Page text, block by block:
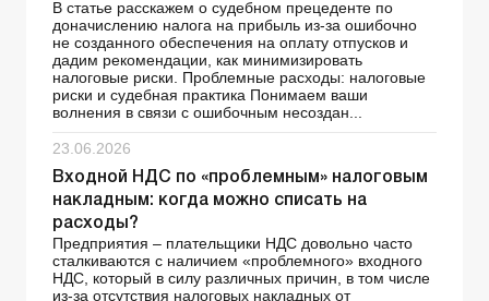
В статье расскажем о судебном прецеденте по
доначислению налога на прибыль из-за ошибочно
не созданного обеспечения на оплату отпусков и
дадим рекомендации, как минимизировать
налоговые риски. Проблемные расходы: налоговые
риски и судебная практика Понимаем ваши
волнения в связи с ошибочным несоздан...
23.06.2026
Входной НДС по «проблемным» налоговым
накладным: когда можно списать на
расходы?
Предприятия – плательщики НДС довольно часто
сталкиваются с наличием «проблемного» входного
НДС, который в силу различных причин, в том числе
из-за отсутствия налоговых накладных от